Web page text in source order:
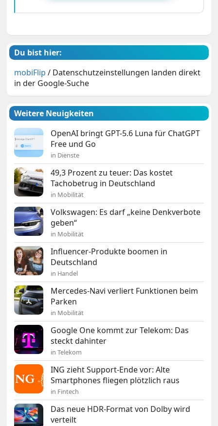
Du bist hier:
mobiFlip / Datenschutzeinstellungen landen direkt
in der Google-Suche
Weitere Neuigkeiten
OpenAI bringt GPT-5.6 Luna für ChatGPT
Free und Go
in Dienste
49,3 Prozent zu teuer: Das kostet
Tachobetrug in Deutschland
in Mobilität
Volkswagen: Es darf „keine Denkverbote
geben“
in Mobilität
Influencer-Produkte boomen in
Deutschland
in Handel
Mercedes-Navi verliert Funktionen beim
Parken
in Mobilität
Google One kommt zur Telekom: Das
steckt dahinter
in Telekom
ING zieht Support-Ende vor: Alte
Smartphones fliegen plötzlich raus
in Fintech
Das neue HDR-Format von Dolby wird
verteilt